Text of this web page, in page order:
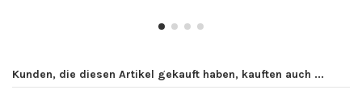
Kunden, die diesen Artikel gekauft haben, kauften auch ...